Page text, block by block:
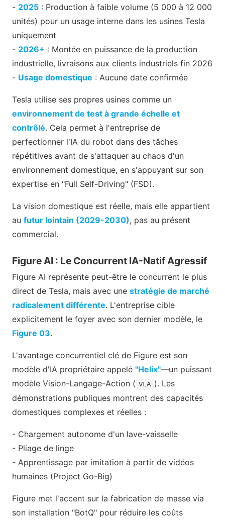
- 2025 : Production à faible volume (5 000 à 12 000
unités) pour un usage interne dans les usines Tesla
uniquement
- 2026+ : Montée en puissance de la production
industrielle, livraisons aux clients industriels fin 2026
- Usage domestique : Aucune date confirmée
Tesla utilise ses propres usines comme un
environnement de test à grande échelle et
contrôlé. Cela permet à l'entreprise de
perfectionner l'IA du robot dans des tâches
répétitives avant de s'attaquer au chaos d'un
environnement domestique, en s'appuyant sur son
expertise en "Full Self-Driving" (FSD).
La vision domestique est réelle, mais elle appartient
au futur lointain (2029-2030), pas au présent
commercial.
Figure AI : Le Concurrent IA-Natif Agressif
Figure AI représente peut-être le concurrent le plus
direct de Tesla, mais avec une stratégie de marché
radicalement différente. L'entreprise cible
explicitement le foyer avec son dernier modèle, le
Figure 03.
L'avantage concurrentiel clé de Figure est son
modèle d'IA propriétaire appelé "Helix"—un puissant
modèle Vision-Langage-Action ( VLA ). Les
démonstrations publiques montrent des capacités
domestiques complexes et réelles :
- Chargement autonome d'un lave-vaisselle
- Pliage de linge
- Apprentissage par imitation à partir de vidéos
humaines (Project Go-Big)
Figure met l'accent sur la fabrication de masse via
son installation "BotQ" pour réduire les coûts